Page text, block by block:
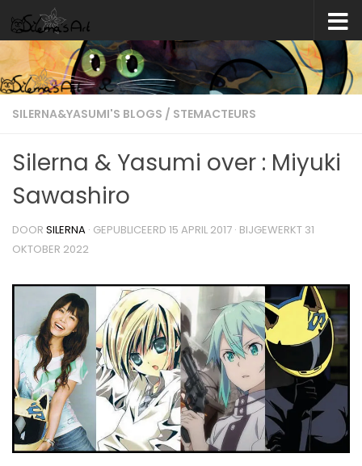
Skip to content
SILERNA&YASUMI'S BLOGS / STEMACTEURS
Silerna & Yasumi over : Miyuki
Sawashiro
DOOR SILERNA · GEPUBLICEERD 15 APRIL 2017 · BIJGEWERKT 31
OKTOBER 2022